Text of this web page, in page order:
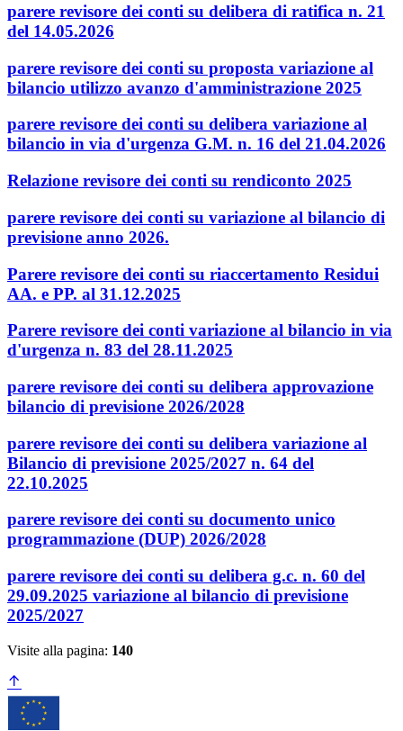
parere revisore dei conti su delibera di ratifica n. 21
del 14.05.2026
parere revisore dei conti su proposta variazione al
bilancio utilizzo avanzo d'amministrazione 2025
parere revisore dei conti su delibera variazione al
bilancio in via d'urgenza G.M. n. 16 del 21.04.2026
Relazione revisore dei conti su rendiconto 2025
parere revisore dei conti su variazione al bilancio di
previsione anno 2026.
Parere revisore dei conti su riaccertamento Residui
AA. e PP. al 31.12.2025
Parere revisore dei conti variazione al bilancio in via
d'urgenza n. 83 del 28.11.2025
parere revisore dei conti su delibera approvazione
bilancio di previsione 2026/2028
parere revisore dei conti su delibera variazione al
Bilancio di previsione 2025/2027 n. 64 del
22.10.2025
parere revisore dei conti su documento unico
programmazione (DUP) 2026/2028
parere revisore dei conti su delibera g.c. n. 60 del
29.09.2025 variazione al bilancio di previsione
2025/2027
Visite alla pagina: 140